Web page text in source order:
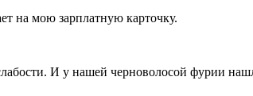
на мою зарплатную карточку.
И у нашей черноволосой фурии